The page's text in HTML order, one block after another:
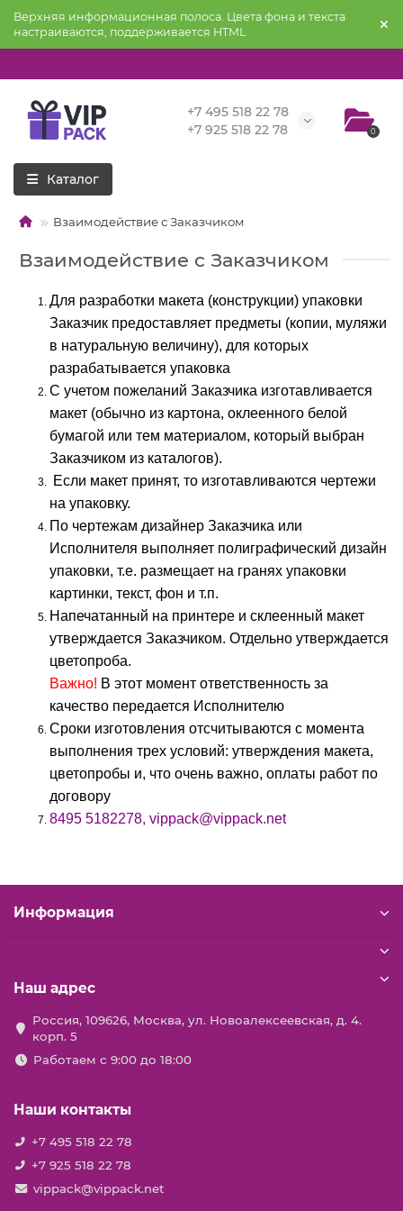
Верхняя информационная полоса. Цвета фона и текста
настраиваются, поддерживается HTML
+7 495 518 22 78
+7 925 518 22 78
0
Каталог
Взаимодействие с Заказчиком
Взаимодействие с Заказчиком
Для разработки макета (конструкции) упаковки
Заказчик предоставляет предметы (копии, муляжи
в натуральную величину), для которых
разрабатывается упаковка
С учетом пожеланий Заказчика изготавливается
макет (обычно из картона, оклеенного белой
бумагой или тем материалом, который выбран
Заказчиком из каталогов).
Если макет принят, то изготавливаются чертежи
на упаковку.
По чертежам дизайнер Заказчика или
Исполнителя выполняет полиграфический дизайн
упаковки, т.е. размещает на гранях упаковки
картинки, текст, фон и т.п.
Напечатанный на принтере и склеенный макет
утверждается Заказчиком. Отдельно утверждается
цветопроба.
Важно! В этот момент ответственность за
качество передается Исполнителю
Сроки изготовления отсчитываются с момента
выполнения трех условий: утверждения макета,
цветопробы и, что очень важно, оплаты работ по
договору
8495 5182278, vippack@vippack.net
Информация
Наш адрес
Россия, 109626, Москва, ул. Новоалексеевская, д. 4.
корп. 5
Работаем с 9:00 до 18:00
Наши контакты
+7 495 518 22 78
+7 925 518 22 78
vippack@vippack.net